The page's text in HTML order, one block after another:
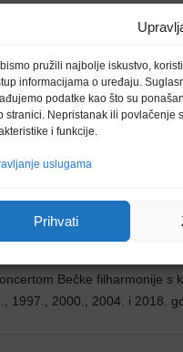
pružili najbolje iskustvo,
informacijama o uređaju.
podatke kao što su
stranici. Nepristanak ili povlačenje
i funkcije.
uslugama
Prihvati
slušati na prvi danNove
u svemu nenormalnom što
koja nas okružuju neće tek
bude ovaj koncert koji će
gledatelja diljem svijeta uživat će
Bečke filharmonije s
1997., 2000., 2004. i 2018.